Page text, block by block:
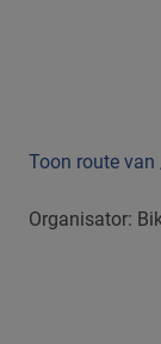
Toon route
Organisator: